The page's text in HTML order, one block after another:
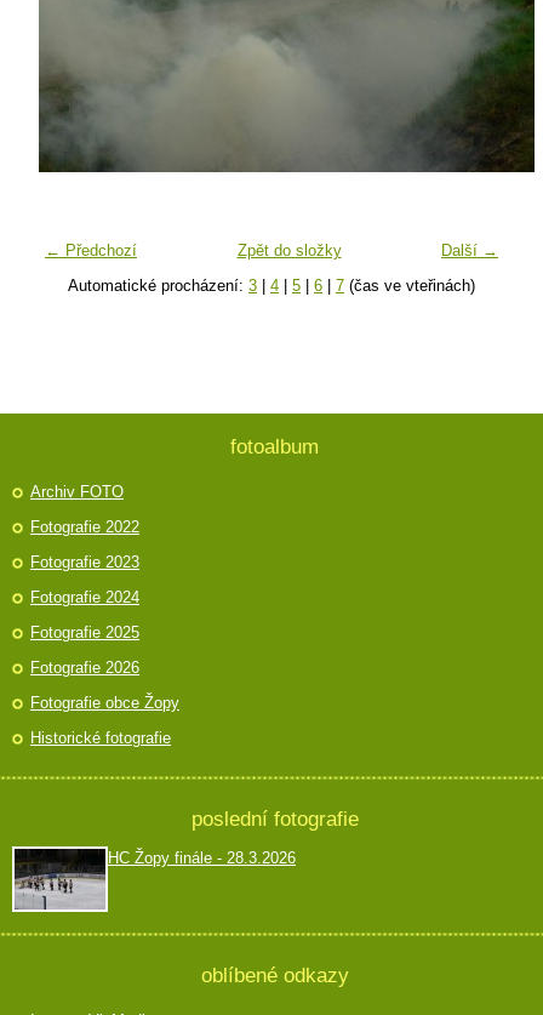
← Předchozí Další →
Zpět do složky
Automatické procházení: 3 | 4 | 5 | 6 | 7 (čas ve vteřinách)
fotoalbum
Archiv FOTO
Fotografie 2022
Fotografie 2023
Fotografie 2024
Fotografie 2025
Fotografie 2026
Fotografie obce Žopy
Historické fotografie
poslední fotografie
HC Žopy finále - 28.3.2026
oblíbené odkazy